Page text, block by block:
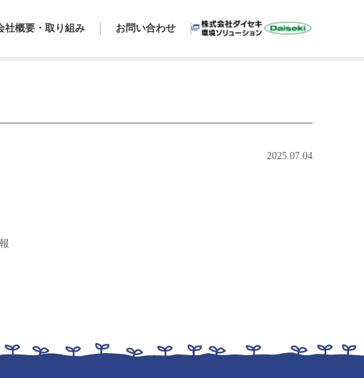
社概要・ 取り組み お問い合わせ
2025.07.04